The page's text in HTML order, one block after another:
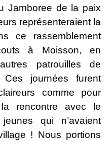
Jamboree de la paix
représenteraient la
ce rassemblement
à Moisson, en
patrouilles de
Ces journées furent
comme pour
rencontre avec le
qui n’avaient
! Nous portions